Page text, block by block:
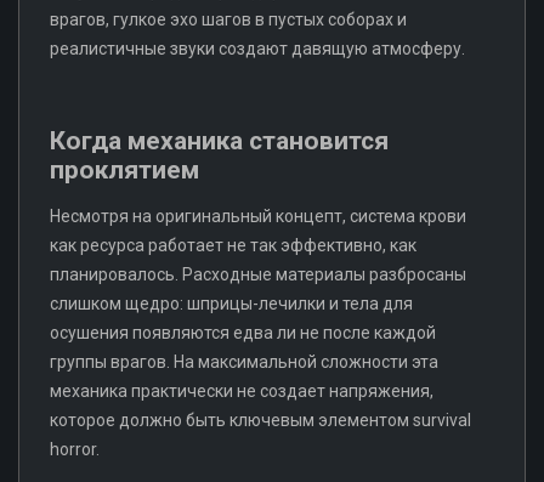
врагов, гулкое эхо шагов в пустых соборах и
реалистичные звуки создают давящую атмосферу.
Когда механика становится
проклятием
Несмотря на оригинальный концепт, система крови
как ресурса работает не так эффективно, как
планировалось. Расходные материалы разбросаны
слишком щедро: шприцы-лечилки и тела для
осушения появляются едва ли не после каждой
группы врагов. На максимальной сложности эта
механика практически не создает напряжения,
которое должно быть ключевым элементом survival
horror.